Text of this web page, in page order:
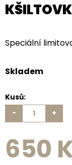
Speciální
Skladem
Kusů:
-
+
650